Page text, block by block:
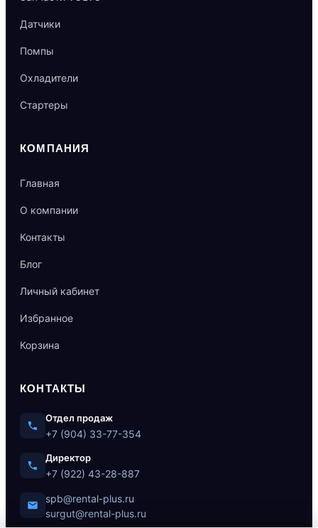
Датчики
Помпы
Охладители
Стартеры
КОМПАНИЯ
Главная
О компании
Контакты
Блог
Личный кабинет
Избранное
Корзина
КОНТАКТЫ
Отдел продаж
+7 (904) 33-77-354
Директор
+7 (922) 43-28-887
spb@rental-plus.ru
surgut@rental-plus.ru